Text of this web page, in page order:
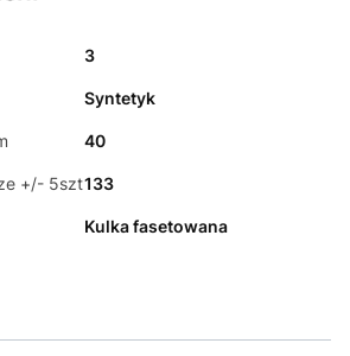
3
Syntetyk
40
+/- 5szt133
Kulka fasetowana